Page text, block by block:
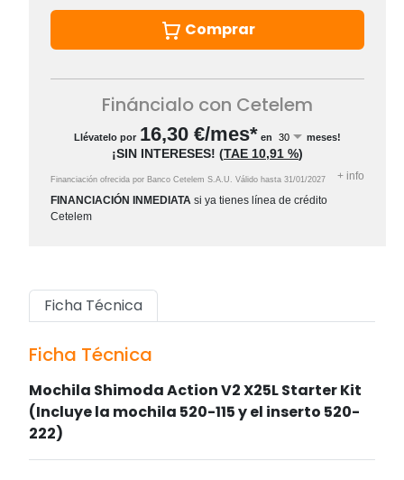
Comprar
Fináncialo con Cetelem
Llévatelo por 16,30 €/mes* en meses!
¡SIN INTERESES! (TAE 10,91 %)
Financiación ofrecida por Banco Cetelem S.A.U. Válido hasta 31/01/2027 + info
FINANCIACIÓN INMEDIATA si ya tienes línea de crédito
Cetelem
Ficha Técnica
Ficha Técnica
Mochila Shimoda Action V2 X25L Starter Kit
(Incluye la mochila 520-115 y el inserto 520-
222)